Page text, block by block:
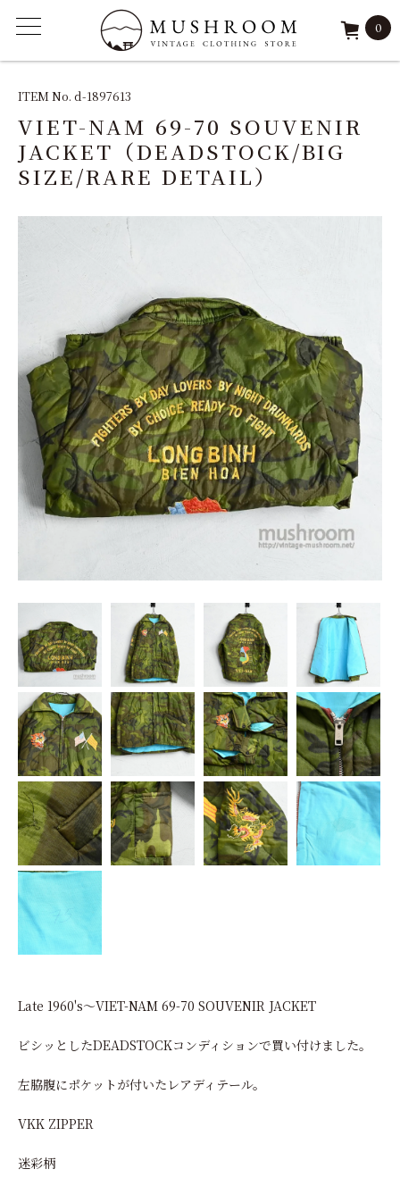
FEATURE
ARCHIVE
STAFF
SHOP
MY ACCOUNT
0
ITEM No. d-1897613
VIET-NAM 69-70 SOUVENIR
JACKET（DEADSTOCK/BIG
SIZE/RARE DETAIL）
Late 1960's～VIET-NAM 69-70 SOUVENIR JACKET
ビシッとしたDEADSTOCKコンディションで買い付けました。
左脇腹にポケットが付いたレアディテール。
VKK ZIPPER
迷彩柄